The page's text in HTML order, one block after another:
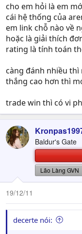
cho em hỏi là em
cái hệ thống của
em link chỗ nào về
hoặc là giải thích
rating là tính toán
càng đánh nhiều thì
thắng cao hơn thì
trade win thì có vi
Baldur's Gate
Lão Làng GVN
19/12/11
decerte nói: